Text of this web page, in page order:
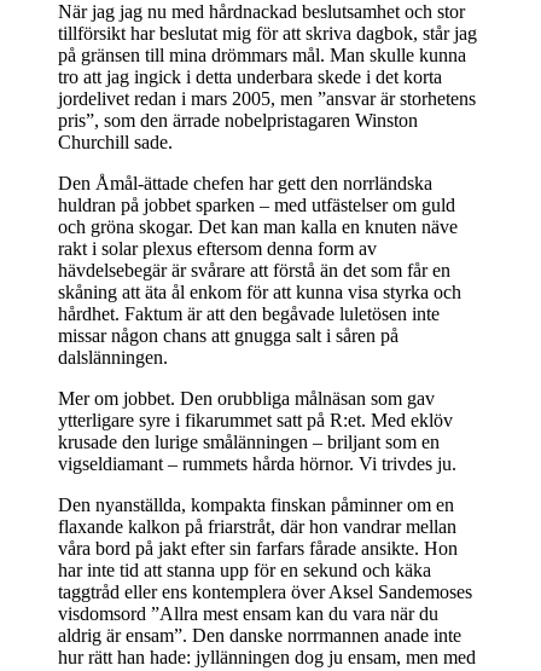
När jag jag nu med hårdnackad beslutsamhet och stor
tillförsikt har beslutat mig för att skriva dagbok, står jag
på gränsen till mina drömmars mål. Man skulle kunna
tro att jag ingick i detta underbara skede i det korta
jordelivet redan i mars 2005, men ”ansvar är storhetens
pris”, som den ärrade nobelpristagaren Winston
Churchill sade.
Den Åmål-ättade chefen har gett den norrländska
huldran på jobbet sparken – med utfästelser om guld
och gröna skogar. Det kan man kalla en knuten näve
rakt i solar plexus eftersom denna form av
hävdelsebegär är svårare att förstå än det som får en
skåning att äta ål enkom för att kunna visa styrka och
hårdhet. Faktum är att den begåvade luletösen inte
missar någon chans att gnugga salt i såren på
dalslänningen.
Mer om jobbet. Den orubbliga målnäsan som gav
ytterligare syre i fikarummet satt på R:et. Med eklöv
krusade den lurige smålänningen – briljant som en
vigseldiamant – rummets hårda hörnor. Vi trivdes ju.
Den nyanställda, kompakta finskan påminner om en
flaxande kalkon på friarstråt, där hon vandrar mellan
våra bord på jakt efter sin farfars fårade ansikte. Hon
har inte tid att stanna upp för en sekund och käka
taggtråd eller ens kontemplera över Aksel Sandemoses
visdomsord ”Allra mest ensam kan du vara när du
aldrig är ensam”. Den danske norrmannen anade inte
hur rätt han hade: jyllänningen dog ju ensam, men med